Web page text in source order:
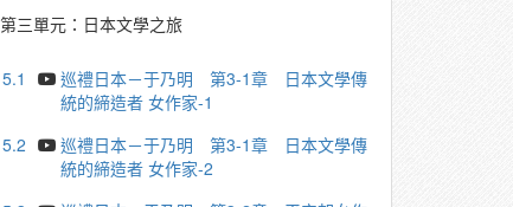
第三單元：日本文學之旅
5.1
巡禮日本－于乃明 第3-1章 日本文學傳
統的締造者 女作家-1
5.2
巡禮日本－于乃明 第3-1章 日本文學傳
統的締造者 女作家-2